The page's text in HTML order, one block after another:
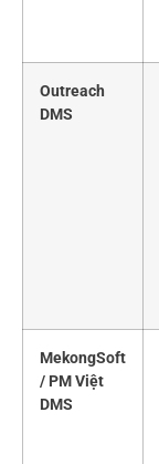
Outreach
DMS
MekongSoft
/ PM Việt
DMS